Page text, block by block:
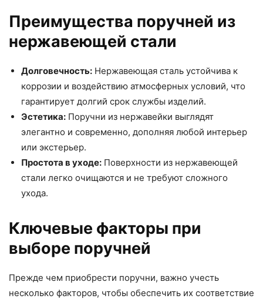
Преимущества поручней из
нержавеющей стали
Долговечность: Нержавеющая сталь устойчива к
коррозии и воздействию атмосферных условий, что
гарантирует долгий срок службы изделий.
Эстетика: Поручни из нержавейки выглядят
элегантно и современно, дополняя любой интерьер
или экстерьер.
Простота в уходе: Поверхности из нержавеющей
стали легко очищаются и не требуют сложного
ухода.
Ключевые факторы при
выборе поручней
Прежде чем приобрести поручни, важно учесть
несколько факторов, чтобы обеспечить их соответствие